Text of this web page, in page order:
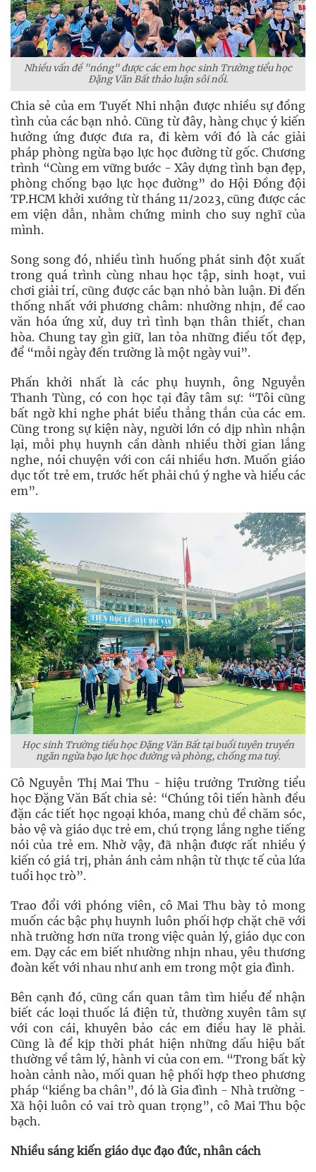
Nhiều vấn đề "nóng" được các em học sinh Trường tiểu học
Đặng Văn Bất thảo luận sôi nổi.
Chia sẻ của em Tuyết Nhi nhận được nhiều sự đồng
tình của các bạn nhỏ. Cũng từ đây, hàng chục ý kiến
hưởng ứng được đưa ra, đi kèm với đó là các giải
pháp phòng ngừa bạo lực học đường từ gốc. Chương
trình “Cùng em vững bước - Xây dựng tình bạn đẹp,
phòng chống bạo lực học đường” do Hội Đồng đội
TP.HCM khởi xướng từ tháng 11/2023, cũng được các
em viện dẫn, nhằm chứng minh cho suy nghĩ của
mình.
Song song đó, nhiều tình huống phát sinh đột xuất
trong quá trình cùng nhau học tập, sinh hoạt, vui
chơi giải trí, cũng được các bạn nhỏ bàn luận. Đi đến
thống nhất với phương châm: nhường nhịn, đề cao
văn hóa ứng xử, duy trì tình bạn thân thiết, chan
hòa. Chung tay gìn giữ, lan tỏa những điều tốt đẹp,
để “mỗi ngày đến trường là một ngày vui”.
Phấn khởi nhất là các phụ huynh, ông Nguyễn
Thanh Tùng, có con học tại đây tâm sự: “Tôi cũng
bất ngờ khi nghe phát biểu thẳng thắn của các em.
Cũng trong sự kiện này, người lớn có dịp nhìn nhận
lại, mỗi phụ huynh cần dành nhiều thời gian lắng
nghe, nói chuyện với con cái nhiều hơn. Muốn giáo
dục tốt trẻ em, trước hết phải chú ý nghe và hiểu các
em”.
Học sinh Trường tiểu học Đặng Văn Bất tại buổi tuyên truyền
ngăn ngừa bạo lực học đường và phòng, chống ma tuý.
Cô Nguyễn Thị Mai Thu - hiệu trưởng Trường tiểu
học Đặng Văn Bất chia sẻ: “Chúng tôi tiến hành đều
đặn các tiết học ngoại khóa, mang chủ đề chăm sóc,
bảo vệ và giáo dục trẻ em, chú trọng lắng nghe tiếng
nói của trẻ em. Nhờ vậy, đã nhận được rất nhiều ý
kiến có giá trị, phản ánh cảm nhận từ thực tế của lứa
tuổi học trò”.
Trao đổi với phóng viên, cô Mai Thu bày tỏ mong
muốn các bậc phụ huynh luôn phối hợp chặt chẽ với
nhà trường hơn nữa trong việc quản lý, giáo dục con
em. Dạy các em biết nhường nhịn nhau, yêu thương
đoàn kết với nhau như anh em trong một gia đình.
Bên cạnh đó, cũng cần quan tâm tìm hiểu để nhận
biết các loại thuốc lá điện tử, thường xuyên tâm sự
với con cái, khuyên bảo các em điều hay lẽ phải.
Cũng là để kịp thời phát hiện những dấu hiệu bất
thường về tâm lý, hành vi của con em. “Trong bất kỳ
hoàn cảnh nào, mối quan hệ phối hợp theo phương
pháp “kiềng ba chân”, đó là Gia đình - Nhà trường -
Xã hội luôn có vai trò quan trọng”, cô Mai Thu bộc
bạch.
Nhiều sáng kiến giáo dục đạo đức, nhân cách